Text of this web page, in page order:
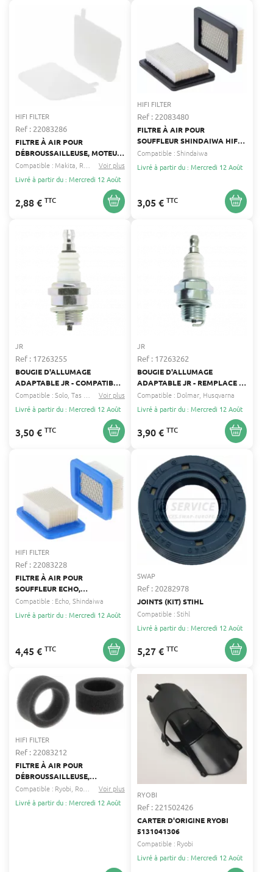
HIFI FILTER
Ref : 22083286
FILTRE À AIR POUR
DÉBROUSSAILLEUSE, MOTEUR,
MOTOBINEUSE, SOUFFLEUR
DOLMAR, HUSQVARNA,
MAKITA HIFI FILTER 593-
35009-00
Compatible : Makita Robin ...
Voir plus
Livré à partir du : Mercredi 12 Août
2,88 € TTC
HIFI FILTER
Ref : 22083480
FILTRE À AIR POUR
SOUFFLEUR SHINDAIWA HIFI
FILTER 68242-82120
Compatible :Shindaiwa
Livré à partir du : Mercredi 12 Août
3,05 € TTC
JR
Ref : 17263255
BOUGIE D'ALLUMAGE
ADAPTABLE JR - COMPATIBLE
CHAMPION RCJ8, NGK BMR6A,
BOSCH WSR8E, TORCH L6RC
Compatible :Solo Tas tanaka ...
Voir plus
Livré à partir du : Mercredi 12 Août
3,50 € TTC
JR
Ref : 17263262
BOUGIE D'ALLUMAGE
ADAPTABLE JR - REMPLACE :
CHAMPION CJ6 - NGK BM7A -
BOSCH WS7E - TORCH L7C -
DENSO W22MUS - MOTEURS
TECUMSEH ANCIENS
MODÈLES
Compatible : Dolmar Husqvarna
Livré à partir du : Mercredi 12 Août
3,90 € TTC
HIFI FILTER
Ref : 22083228
FILTRE À AIR POUR
SOUFFLEUR ECHO,
SHINDAIWA HIFI FILTER A226-
000032
Compatible : Echo Shindaiwa
Livré à partir du : Mercredi 12 Août
4,45 € TTC
SWAP
Ref : 20282978
JOINTS (KIT) STIHL
Compatible :Stihl
Livré à partir du : Mercredi 12 Août
5,27 € TTC
HIFI FILTER
Ref : 22083212
FILTRE À AIR POUR
DÉBROUSSAILLEUSE,
SOUFFLEUR MAKITA, ROBIN,
RYOBI HIFI FILTER 541-35009-
Compatible : Ryobi Robin ...Voir plus
Livré à partir du : Mercredi 12 Août
RYOBI
Ref : 221502426
CARTER D'ORIGINE RYOBI
5131041306
Compatible : Ryobi
Livré à partir du : Mercredi 12 Août